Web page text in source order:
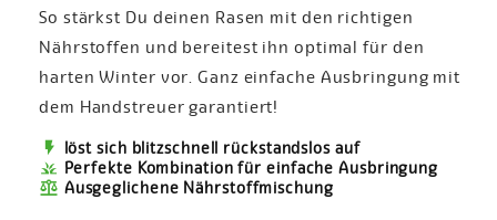
So stärkst Du deinen Rasen mit den richtigen
Nährstoffen und bereitest ihn optimal für den
harten Winter vor. Ganz einfache Ausbringung mit
dem Handstreuer garantiert!
flash_on löst sich blitzschnell rückstandslos auf
grass Perfekte Kombination für einfache Ausbringung
Ausgeglichene Nährstoffmischung